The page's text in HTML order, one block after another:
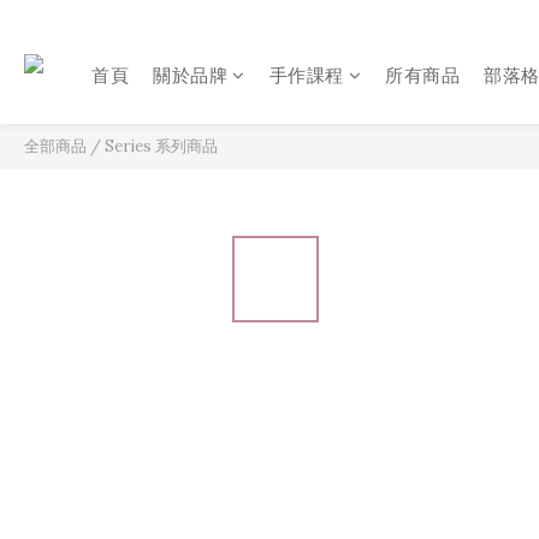
首頁 關於品牌 手作課程 所有商品 部落
全部商品 /Series 系列商品